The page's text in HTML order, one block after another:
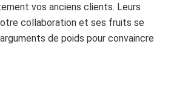
vos anciens clients. Leurs
collaboration et ses fruits se
de poids pour convaincre